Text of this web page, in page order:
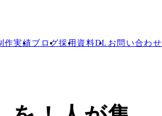
作実績ブログ採用 資料DL お 問い合わせ